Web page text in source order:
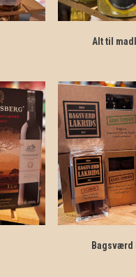
Alt til
Bagsværd